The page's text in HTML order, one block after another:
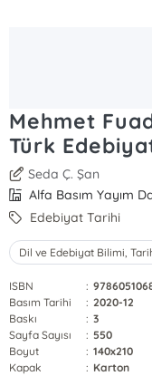
Mehmet
Türk
Seda Ç. Şan
Alfa Basım Yayım
Edebiyat Tarihi
Dil ve Edebiyat Bilimi,
ISBN :
Basım Tarihi
: 2020-12
Baskı
: 3
Sayfa Sayısı
: 550
Boyut
: 140x210
Kapak
: Karton